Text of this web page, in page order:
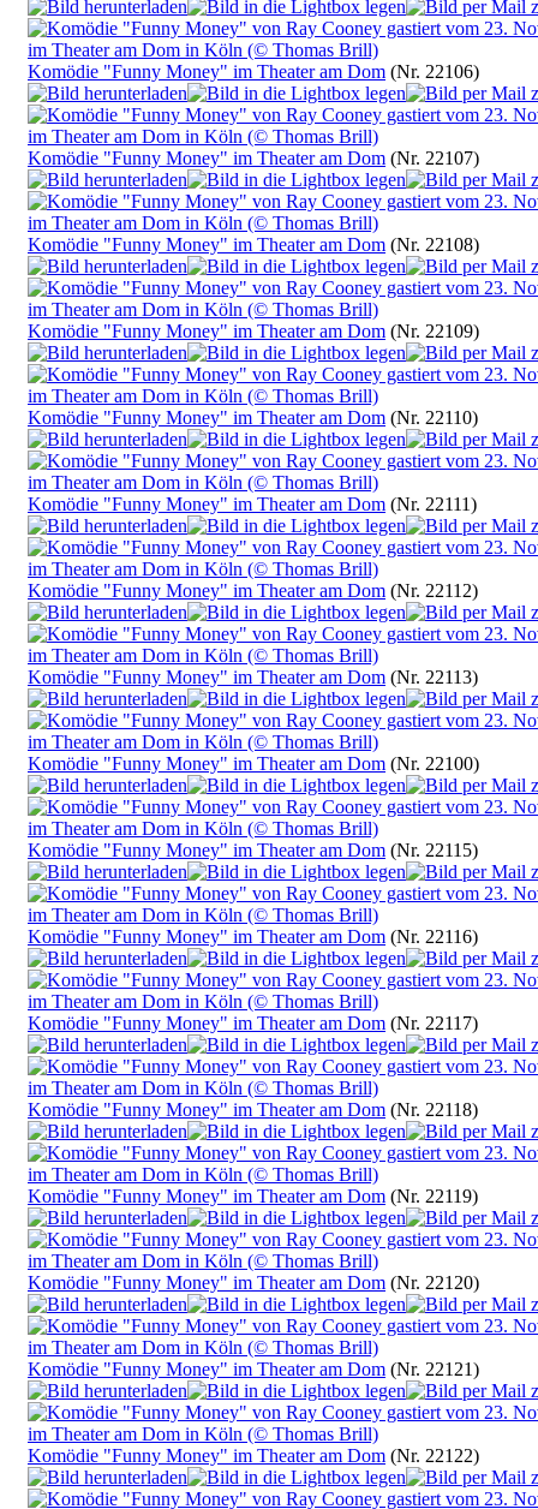
Komödie "Funny Money" im Theater am Dom (Nr. 22106)
Komödie "Funny Money" im Theater am Dom (Nr. 22107)
Komödie "Funny Money" im Theater am Dom (Nr. 22108)
Komödie "Funny Money" im Theater am Dom (Nr. 22109)
Komödie "Funny Money" im Theater am Dom (Nr. 22110)
Komödie "Funny Money" im Theater am Dom (Nr. 22111)
Komödie "Funny Money" im Theater am Dom (Nr. 22112)
Komödie "Funny Money" im Theater am Dom (Nr. 22113)
Komödie "Funny Money" im Theater am Dom (Nr. 22100)
Komödie "Funny Money" im Theater am Dom (Nr. 22115)
Komödie "Funny Money" im Theater am Dom (Nr. 22116)
Komödie "Funny Money" im Theater am Dom (Nr. 22117)
Komödie "Funny Money" im Theater am Dom (Nr. 22118)
Komödie "Funny Money" im Theater am Dom (Nr. 22119)
Komödie "Funny Money" im Theater am Dom (Nr. 22120)
Komödie "Funny Money" im Theater am Dom (Nr. 22121)
Komödie "Funny Money" im Theater am Dom (Nr. 22122)